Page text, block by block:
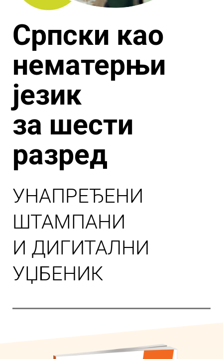
Српски као
нематерњи
језик
за шести
разред
УНАПРЕЂЕНИ
ШТАМПАНИ
И ДИГИТАЛНИ
УЏБЕНИК